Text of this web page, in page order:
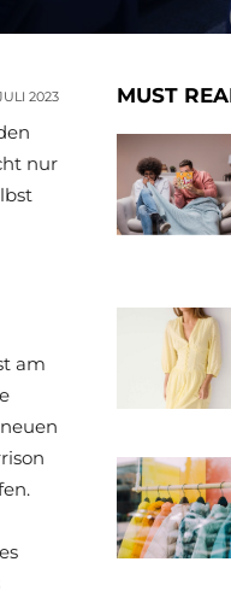
2023
nur
am
MUST